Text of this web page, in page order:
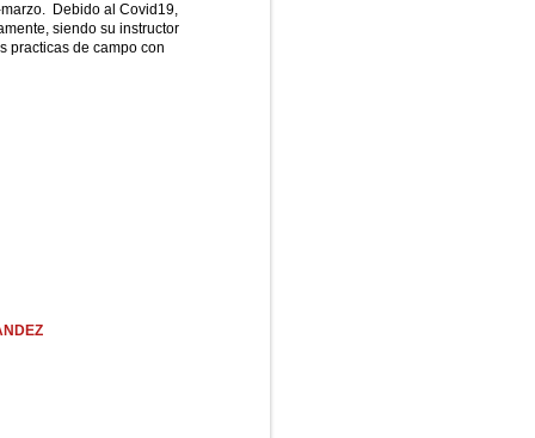
Debido al Covid19,
siendo su instructor
practicas de campo con